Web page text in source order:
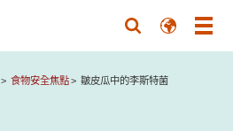
食物安全焦點 皺皮瓜中的李斯特菌